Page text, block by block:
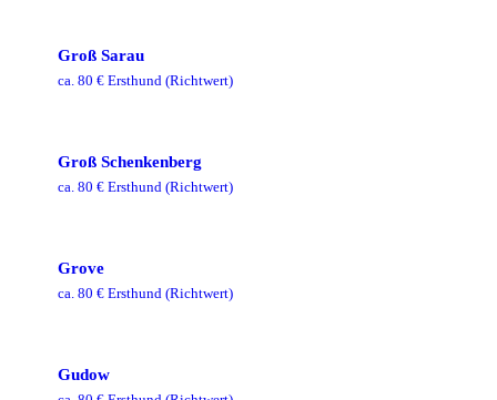
Groß Sarau
ca. 80 € Ersthund (Richtwert)
Groß Schenkenberg
ca. 80 € Ersthund (Richtwert)
Grove
ca. 80 € Ersthund (Richtwert)
Gudow